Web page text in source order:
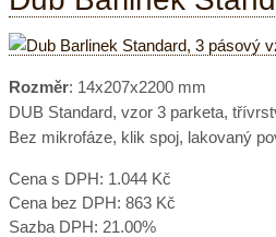
Rozměr: 14x207x2200 mm
DUB Standard, vzor 3 parketa,
Bez mikrofáze, klik spoj, lakovaný
Cena s DPH: 1.044 Kč
Cena bez DPH: 863 Kč
Sazba DPH: 21.00%